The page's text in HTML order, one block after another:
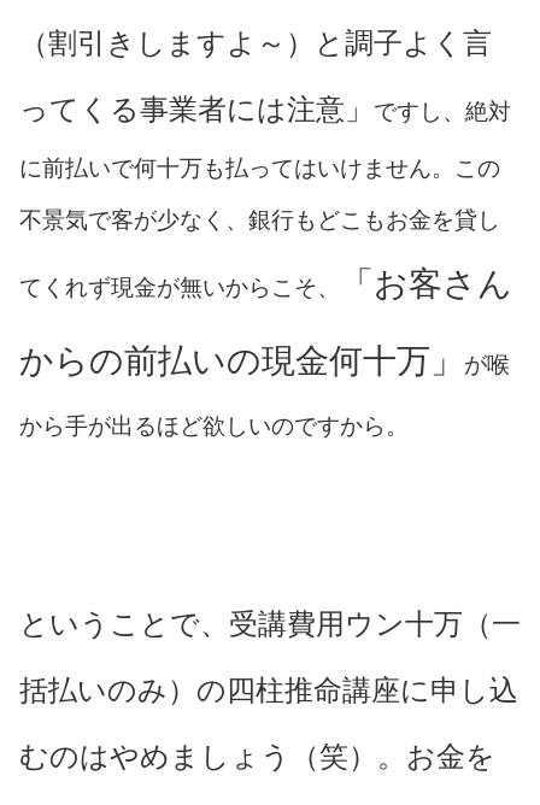
（割引きしますよ～）と調子よく言
ってくる事業者には注意」 ですし、絶対
に前払いで何十万も払ってはいけません。この
不景気で客が少なく、銀行もどこもお金を貸し
てくれず現金が無いからこそ、 「お客さん
からの前払いの現金何十万」 が喉
から手が出るほど欲しいのですから。
ということで、受講費用ウン十万（一
括払いのみ）の四柱推命講座に申し込
むのはやめましょう（笑）。お金を